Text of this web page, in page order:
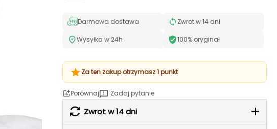
Darmowa dostawa Zwrot w 14 dni
Wysyłka w 24h 100% oryginał
Za ten zakup otrzymasz 1 punkt
Porównaj Zadaj pytanie
Zwrot w 14 dni